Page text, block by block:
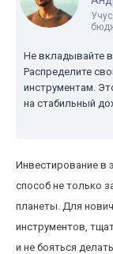
Не вкладывайте
Распределите
инструментам.
на стабильный
Инвестирование в
способ не только
планеты. Для
инструментов,
и не бояться